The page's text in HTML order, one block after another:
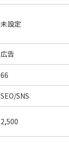
未設定
広告
66
SEO/SNS
2,500